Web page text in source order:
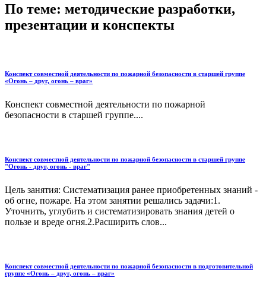
По теме: методические разработки,
презентации и конспекты
Конспект совместной деятельности по пожарной безопасности в старшей группе
«Огонь – друг, огонь – враг»
Конспект совместной деятельности по пожарной
безопасности в старшей группе....
Конспект совместной деятельности по пожарной безопасности в старшей группе
"Огонь - друг, огонь - враг"
Цель занятия: Систематизация ранее приобретенных знаний -
об огне, пожаре. На этом занятии решались задачи:1.
Уточнить, углубить и систематизировать знания детей о
пользе и вреде огня.2.Расширить слов...
Конспект совместной деятельности по пожарной безопасности в подготовительной
группе «Огонь – друг, огонь – враг»